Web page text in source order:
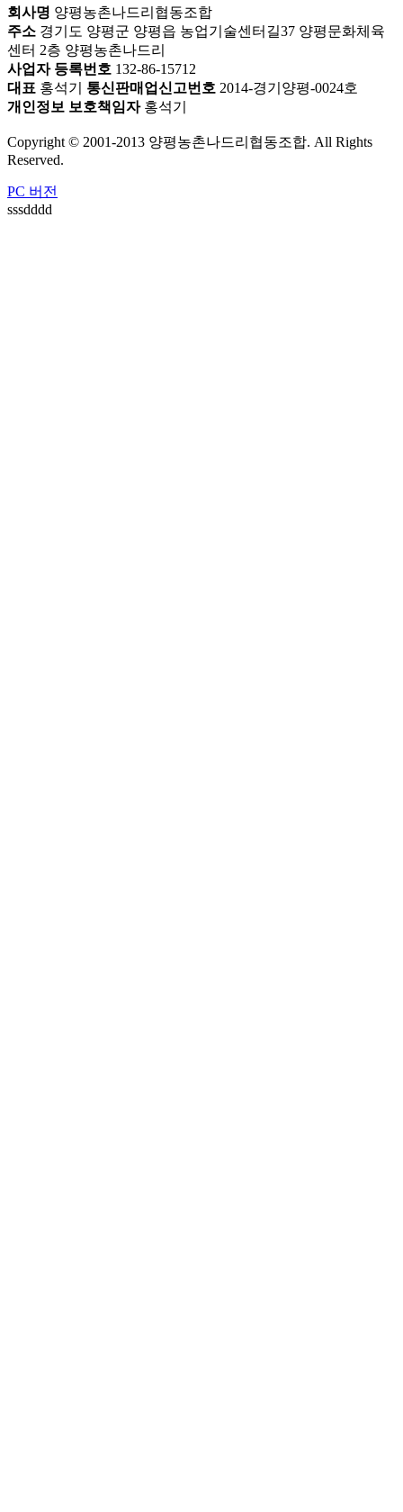
회사명 양평농촌나드리협동조합
주소 경기도 양평군 양평읍 농업기술센터길37 양평문화체육
센터 2층 양평농촌나드리
사업자 등록번호 132-86-15712
대표 홍석기 통신판매업신고번호 2014-경기양평-0024호
개인정보 보호책임자홍석기
Copyright © 2001-2013 양평농촌나드리협동조합. All Rights
Reserved.
PC 버전
sssdddd